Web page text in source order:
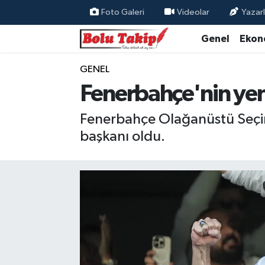
Foto Galeri Videolar
Genel
GENEL
Fenerbahçe'nin
Fenerbahçe Olağanüstü
başkanı oldu.